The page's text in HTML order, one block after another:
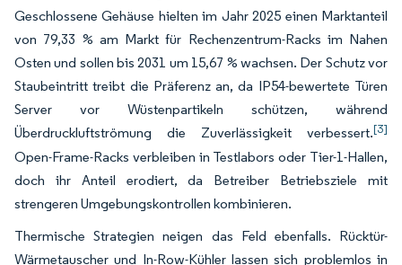
Geschlossene Gehäuse hielten im Jahr 2025 einen Marktanteil
von 79,33 % am Markt für Rechenzentrum-Racks im Nahen
Osten und sollen bis 2031 um 15,67 % wachsen. Der Schutz vor
Staubeintritt treibt die Präferenz an, da IP54-bewertete Türen
Server vor Wüstenpartikeln schützen, während
Überdruckluftströmung die Zuverlässigkeit verbessert.[3]
Open-Frame-Racks verbleiben in Testlabors oder Tier-1-Hallen,
doch ihr Anteil erodiert, da Betreiber Betriebsziele mit
strengeren Umgebungskontrollen kombinieren.
Thermische Strategien neigen das Feld ebenfalls. Rücktür-
Wärmetauscher und In-Row-Kühler lassen sich problemlos in